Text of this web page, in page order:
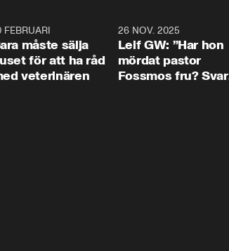
FEBRUARI
måste sälja
för att ha råd
veterinären
26 NOV. 2025
Leif GW: ”Har hon
mördat pastor
Fossmos fru? Svar